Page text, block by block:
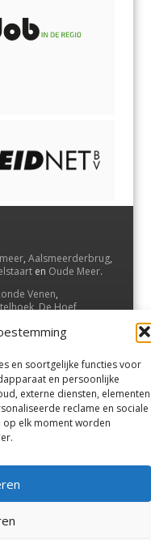
en soortgelijke functies voor
en persoonlijke
externe diensten, elementen
reclame en sociale
op elk moment worden
, Aalsmeerderbrug,
en Oude Meer.
Venen,
,De Hoef,
,Waverveen
enDe Kwakel.
uitgaven